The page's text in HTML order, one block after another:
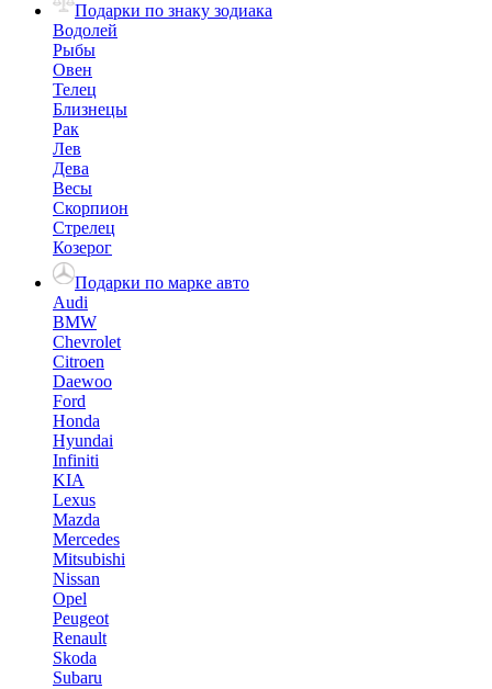
Подарки по знаку зодиака
Водолей
Рыбы
Овен
Телец
Близнецы
Рак
Лев
Дева
Весы
Скорпион
Стрелец
Козерог
Подарки по марке авто
Audi
BMW
Chevrolet
Citroen
Daewoo
Ford
Honda
Hyundai
Infiniti
KIA
Lexus
Mazda
Mercedes
Mitsubishi
Nissan
Opel
Peugeot
Renault
Skoda
Subaru